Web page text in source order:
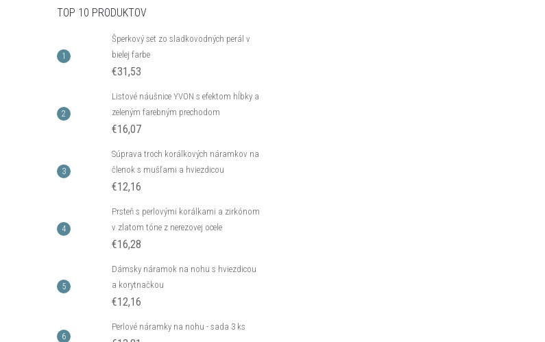
TOP 10 PRODUKTOV
Šperkový set zo sladkovodných perál v
bielej farbe
€31,53
Listové náušnice YVON s efektom hĺbky a
zeleným farebným prechodom
€16,07
Súprava troch korálkových náramkov na
členok s mušľami a hviezdicou
€12,16
Prsteň s perlovými korálkami a zirkónom
v zlatom tóne z nerezovej ocele
€16,28
Dámsky náramok na nohu s hviezdicou
a korytnačkou
€12,16
Perlové náramky na nohu - sada 3 ks